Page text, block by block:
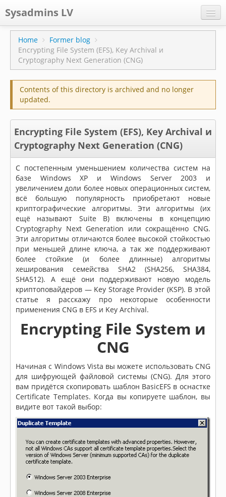
Sysadmins LV
CPS
Projects
Former blog
Main blog
Home
Former blog
Encrypting File System (EFS), Key Archival и
Cryptography Next Generation (CNG)
Contents of this directory is archived and no longer
updated.
Encrypting File System (EFS), Key Archival и
Cryptography Next Generation (CNG)
С постепенным уменьшением количества систем на
базе Windows XP и Windows Server 2003 и
увеличением доли более новых операционных систем,
всё большую популярность приобретают новые
криптографические алгоритмы. Эти алгоритмы (их
ещё называют Suite B) включены в концепцию
Cryptography Next Generation или сокращённо CNG.
Эти алгоритмы отличаются более высокой стойкостью
при меньшей длине ключа, а так же поддерживают
более стойкие (и более длинные) алгоритмы
хеширования семейства SHA2 (SHA256, SHA384,
SHA512). А ещё они поддерживают новую модель
криптоповайдеров — Key Storage Provider (KSP). В этой
статье я расскажу про некоторые особенности
применения CNG в EFS и Key Archival.
Encrypting File System и
CNG
Начиная с Windows Vista вы можете использовать CNG
для шифрующей файловой системы (CNG). Для этого
вам придётся скопировать шаблон BasicEFS в оснастке
Certificate Templates. Когда вы копируете шаблон, вы
видите вот такой выбор: